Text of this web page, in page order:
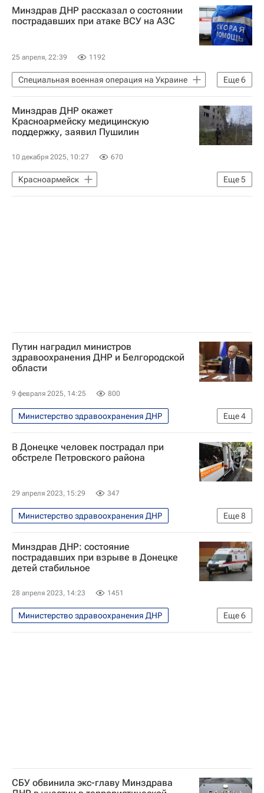
Минздрав ДНР рассказал о состоянии
пострадавших при атаке ВСУ на АЗС
25 апреля, 22:39 1192
Еще6
Специальная военная операция на Украине
Донецкая Народная Республика
Донецк
Куйбышевский район
Денис Пушилин
Вооруженные силы Украины
Безопасность
Минздрав ДНР окажет
Красноармейску медицинскую
поддержку, заявил Пушилин
10 декабря 2025, 10:27 670
Еще5
Красноармейск
Донецкая Народная Республика
Путин наградил министров
здравоохранения ДНР и Белгородской
области
9 февраля 2025, 14:25 800
Еще4
Министерство здравоохранения ДНР
Донецкая Народная Республика
Россия
Белгородская область
В Донецке человек пострадал при
обстреле Петровского района
29 апреля 2023, 15:29 347
Еще8
Министерство здравоохранения ДНР
Специальная военная операция на Украине
Донецк
Петровский район
Донецкая Народная Республика
Алексей Кулемзин (Донецк)
Вооруженные силы Украины
Россия
Происшествия
Минздрав ДНР: состояние
пострадавших при взрыве в Донецке
детей стабильное
28 апреля 2023, 14:23 1451
Еще6
Министерство здравоохранения ДНР
Донецк
Здоровье - Общество
СБУ обвинила экс-главу Минздрава